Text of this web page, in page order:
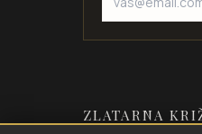
ZLATARNA